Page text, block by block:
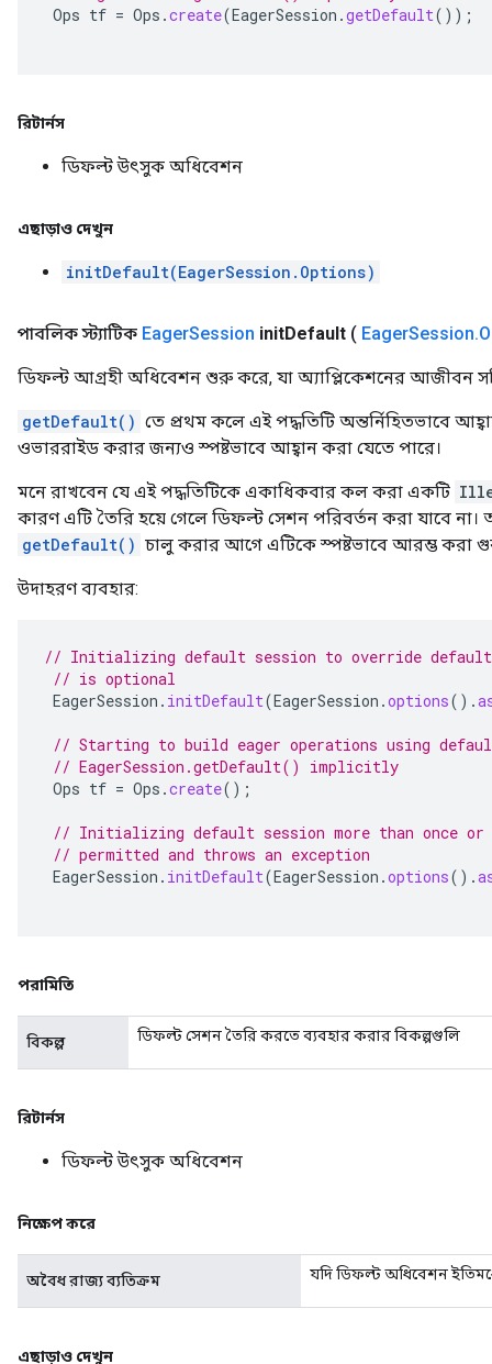
Ops tf = Ops .create(EagerSession .getDefault());
রিটার্নস
ডিফল্ট উৎসুক অধিবেশন
এছাড়াও দেখুন
initDefault(EagerSession.Options)
পাবলিক স্ট্যাটিক EagerSession initDefault ( EagerSession.
ডিফল্ট আগ্রহী অধিবেশন শুরু করে, যা অ্যাপ্লিকেশনের আজীবন
getDefault() তে প্রথম কলে এই পদ্ধতিটি অন্তর্নিহিতভাবে
ওভাররাইড করার জন্যও স্পষ্টভাবে আহ্বান করা যেতে পারে।
মনে রাখবেন যে এই পদ্ধতিটিকে একাধিকবার কল করা একটি
কারণ এটি তৈরি হয়ে গেলে ডিফল্ট সেশন পরিবর্তন করা যাবে
getDefault() চালু করার আগে এটিকে স্পষ্টভাবে আরম্ভ করা
উদাহরণ ব্যবহার:
// Initializing default session to override
// is optional
EagerSession . initDefault(EagerSession .options().
// Starting to build eager operations using
// EagerSession.getDefault() implicitly
Ops tf = Ops .create();
// Initializing default session more than once
// permitted and throws an exception
EagerSession . initDefault(EagerSession .options().
পরামিতি
বিকল্প ডিফল্ট সেশন তৈরি করতে ব্যবহার করার বিকল্পগুলি
রিটার্নস
ডিফল্ট উৎসুক অধিবেশন
নিক্ষেপ করে
অবৈধ রাজ্য ব্যতিক্রম যদি ডিফল্ট অধিবেশন
এছাড়াও দেখুন